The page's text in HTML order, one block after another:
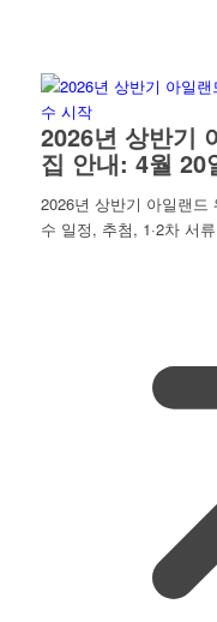
2026년 상반기
집 안내: 4월 20
2026년 상반기 아일랜드
수 일정, 추첨, 1·2차 서